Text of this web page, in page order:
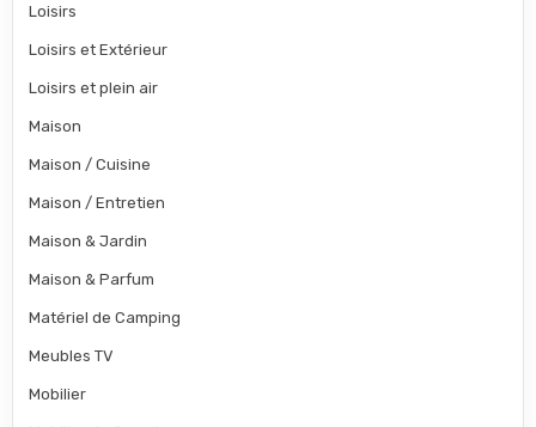
Loisirs
Loisirs et Extérieur
Loisirs et plein air
Maison
Maison / Cuisine
Maison / Entretien
Maison & Jardin
Maison & Parfum
Matériel de Camping
Meubles TV
Mobilier